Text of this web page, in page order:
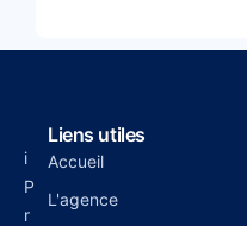
i
P
r
Liens utiles
Accueil
L'agence